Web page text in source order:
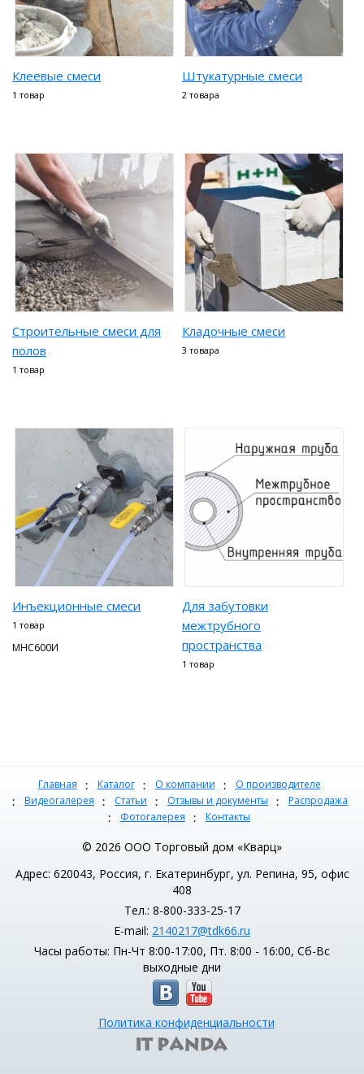
Клеевые смеси
1 товар
Штукатурные смеси
2 товара
Строительные смеси для
полов
1 товар
Кладочные смеси
3 товара
Инъекционные смеси
1 товар
МНС600И
Для забутовки
межтрубного
пространства
1 товар
Главная Каталог О компании
О производителе
Видеогалерея
Статьи Отзывы и документы
Распродажа
Фотогалерея
Контакты
© 2026 ООО Торговый дом «Кварц»
Адрес: 620043, Россия, г. Екатеринбург, ул. Репина, 95, офис
408
Тел.: 8-800-333-25-17
E-mail: 2140217@tdk66.ru
Часы работы: Пн-Чт 8:00-17:00, Пт. 8:00 - 16:00, Сб-Вс
выходные дни
Политика конфиденциальности